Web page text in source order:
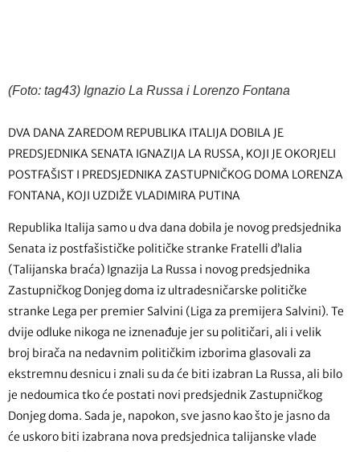
(Foto: tag43) Ignazio La Russa i Lorenzo Fontana
DVA DANA ZAREDOM REPUBLIKA ITALIJA DOBILA JE
PREDSJEDNIKA SENATA IGNAZIJA LA RUSSA, KOJI JE OKORJELI
POSTFAŠIST I PREDSJEDNIKA ZASTUPNIČKOG DOMA LORENZA
FONTANA, KOJI UZDIŽE VLADIMIRA PUTINA
Republika Italija samo u dva dana dobila je novog predsjednika
Senata iz postfašističke političke stranke Fratelli d’Ialia
(Talijanska braća) Ignazija La Russa i novog predsjednika
Zastupničkog Donjeg doma iz ultradesničarske političke
stranke Lega per premier Salvini (Liga za premijera Salvini). Te
dvije odluke nikoga ne iznenađuje jer su političari, ali i velik
broj birača na nedavnim političkim izborima glasovali za
ekstremnu desnicu i znali su da će biti izabran La Russa, ali bilo
je nedoumica tko će postati novi predsjednik Zastupničkog
Donjeg doma. Sada je, napokon, sve jasno kao što je jasno da
će uskoro biti izabrana nova predsjednica talijanske vlade